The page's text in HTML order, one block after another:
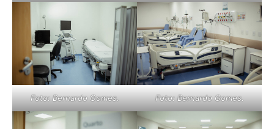
Foto: Bernardo Gomes. Foto: Bernardo Gomes.